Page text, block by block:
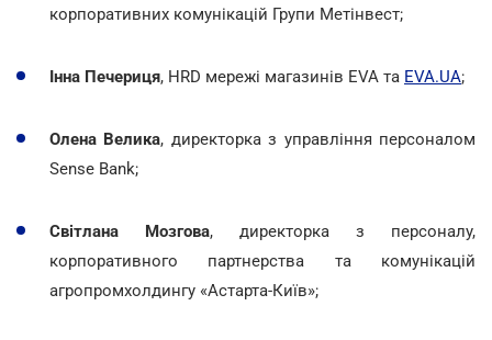
корпоративних комунікацій Групи Метінвест;
Інна Печериця, НRD мережі магазинів EVA та EVA.UA;
Олена Велика, директорка з управління персоналом
Sense Bank;
Світлана Мозгова, директорка з персоналу,
корпоративного партнерства та комунікацій
агропромхолдингу «Астарта-Київ»;